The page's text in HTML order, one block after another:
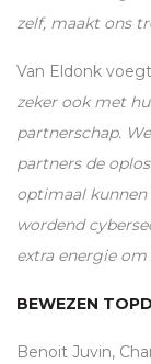
zelf, maakt ons
Van Eldonk
zeker ook met
partnerschap.
partners de
optimaal kunnen
wordend
extra energie
BEWEZEN
Benoit Juvin,